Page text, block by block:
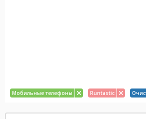
Мобильные телефоны Runtastic